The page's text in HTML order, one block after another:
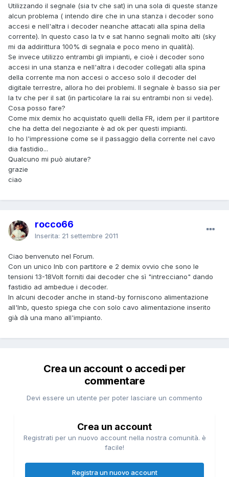
Utilizzando il segnale (sia tv che sat) in una sola di queste stanze
alcun problema ( intendo dire che in una stanza i decoder sono
accesi e nell'altra i decoder neanche attacati alla spina della
corrente). In questo caso la tv e sat hanno segnali molto alti (sky
mi da addirittura 100% di segnala e poco meno in qualità).
Se invece utilizzo entrambi gli impianti, e cioè i decoder sono
accesi in una stanza e nell'altra i decoder collegati alla spina
della corrente ma non accesi o acceso solo il decoder del
digitale terrestre, allora ho dei problemi. Il segnale è basso sia per
la tv che per il sat (in particolare la rai su entrambi non si vede).
Cosa posso fare?
Come mix demix ho acquistato quelli della FR, idem per il partitore
che ha detta del negoziante è ad ok per questi impianti.
Io ho l'impressione come se il passaggio della corrente nel cavo
dia fastidio...
Qualcuno mi può aiutare?
grazie
ciao
rocco66
Inserita: 21 settembre 2011
Ciao benvenuto nel Forum.
Con un unico lnb con partitore e 2 demix ovvio che sono le
tensioni 13-18Volt forniti dai decoder che sì "intrecciano" dando
fastidio ad ambedue i decoder.
In alcuni decoder anche in stand-by forniscono alimentazione
all'lnb, questo spiega che con solo cavo alimentazione inserito
già dà una mano all'impianto.
Crea un account o accedi per
commentare
Devi essere un utente per poter lasciare un commento
Crea un account
Registrati per un nuovo account nella nostra comunità. è
facile!
Registra un nuovo account